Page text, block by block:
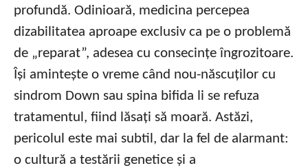
profundă. Odinioară, medicina percepea
dizabilitatea aproape exclusiv ca pe o problemă
de „reparat”, adesea cu consecințe îngrozitoare.
Își amintește o vreme când nou-născuților cu
sindrom Down sau spina bifida li se refuza
tratamentul, fiind lăsați să moară. Astăzi,
pericolul este mai subtil, dar la fel de alarmant:
o cultură a testării genetice și a